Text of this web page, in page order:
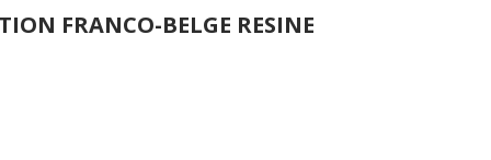
FRANCO-BELGE RESINE